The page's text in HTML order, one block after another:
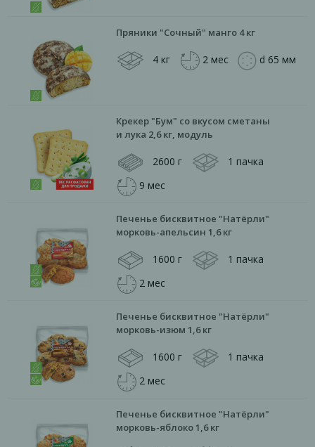
Пряники "Сочный" манго 4 кг
4 кг 2 мес d 65 мм
Крекер "Бум" со вкусом сметаны
и лука 2,6 кг, модуль
2600 г
1 пачка
9 мес
Печенье бисквитное "Натёрли"
морковь-апельсин 1,6 кг
1600 г
1 пачка
2 мес
Печенье бисквитное "Натёрли"
морковь-изюм 1,6 кг
1600 г
1 пачка
2 мес
Печенье бисквитное "Натёрли"
морковь-яблоко 1,6 кг